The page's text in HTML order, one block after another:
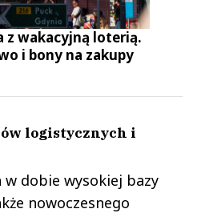
z wakacyjną loterią.
i bony na zakupy
logistycznych i
dobie wysokiej bazy
nowoczesnego